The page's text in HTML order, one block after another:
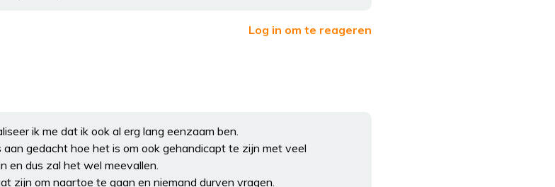
Log in om te reageren
ik me dat ik ook al erg lang eenzaam ben.
gedacht hoe het is om ook gehandicapt te zijn met veel
en dus zal het wel meevallen.
zijn om naartoe te gaan en niemand durven vragen.